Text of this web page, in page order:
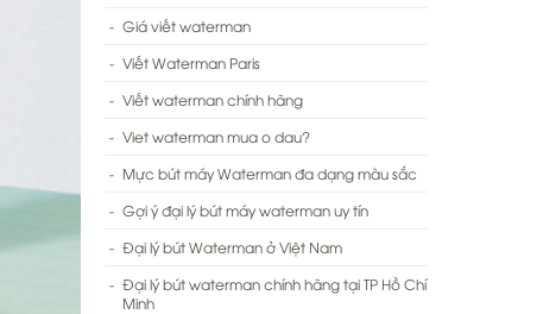
Giá viết waterman
Viết Waterman Paris
Viết waterman chính hãng
Viet waterman mua o dau?
Mực bút máy Waterman đa dạng màu sắc
Gợi ý đại lý bút máy waterman uy tín
Đại lý bút Waterman ở Việt Nam
Đại lý bút waterman chính hãng tại TP Hồ Chí
Minh